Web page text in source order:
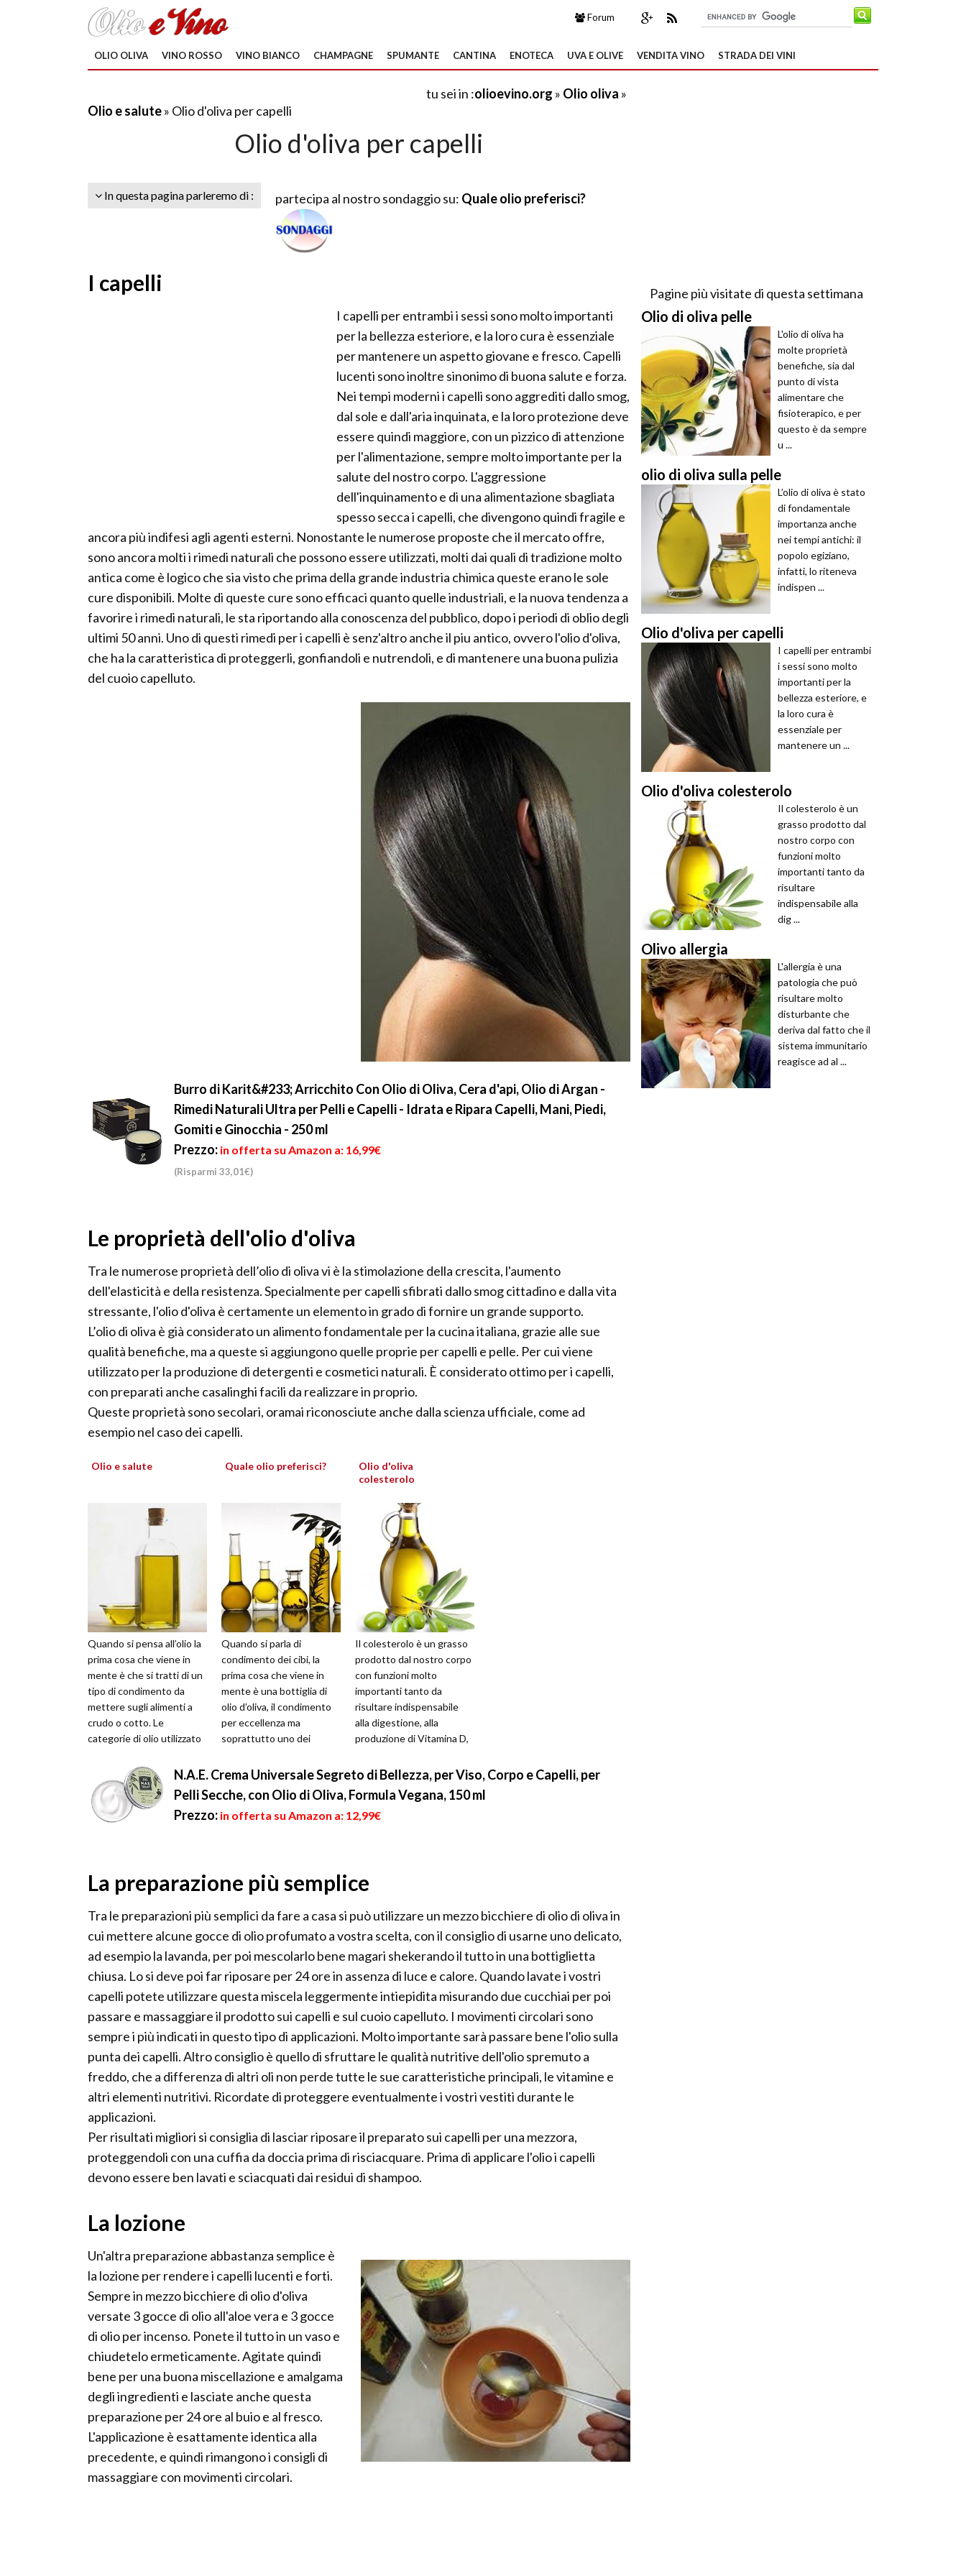
Forum
OLIO OLIVA VINO ROSSO VINO BIANCO CHAMPAGNE SPUMANTE CANTINA ENOTECA UVA E OLIVE VENDITA VINO STRADA DEI VINI
tu sei in :olioevino.org » Olio oliva »
Olio e salute» Olio d'oliva per capelli
Olio d'oliva per capelli
In questa pagina parleremo di : partecipa al nostro sondaggio su: Quale olio preferisci?
I capelli
I capelli per entrambi i sessi sono molto importanti
per la bellezza esteriore, e la loro cura è essenziale
per mantenere un aspetto giovane e fresco. Capelli
lucenti sono inoltre sinonimo di buona salute e forza.
Nei tempi moderni i capelli sono aggrediti dallo smog,
dal sole e dall'aria inquinata, e la loro protezione deve
essere quindi maggiore, con un pizzico di attenzione
per l'alimentazione, sempre molto importante per la
salute del nostro corpo. L'aggressione
dell'inquinamento e di una alimentazione sbagliata
spesso secca i capelli, che divengono quindi fragile e
ancora più indifesi agli agenti esterni. Nonostante le numerose proposte che il mercato offre,
sono ancora molti i rimedi naturali che possono essere utilizzati, molti dai quali di tradizione molto
antica come è logico che sia visto che prima della grande industria chimica queste erano le sole
cure disponibili. Molte di queste cure sono efficaci quanto quelle industriali, e la nuova tendenza a
favorire i rimedi naturali, le sta riportando alla conoscenza del pubblico, dopo i periodi di oblio degli
ultimi 50 anni. Uno di questi rimedi per i capelli è senz'altro anche il piu antico, ovvero l'olio d'oliva,
che ha la caratteristica di proteggerli, gonfiandoli e nutrendoli, e di mantenere una buona pulizia
del cuoio capelluto.
Burro di Karit&#233; Arricchito Con Olio di Oliva, Cera d'api, Olio di Argan -
Rimedi Naturali Ultra per Pelli e Capelli - Idrata e Ripara Capelli, Mani, Piedi,
Gomiti e Ginocchia - 250 ml
Prezzo: in offerta su Amazon a: 16,99€
(Risparmi 33,01€)
Le proprietà dell'olio d'oliva
Tra le numerose proprietà dell’olio di oliva vi è la stimolazione della crescita, l'aumento
dell'elasticità e della resistenza. Specialmente per capelli sfibrati dallo smog cittadino e dalla vita
stressante, l'olio d'oliva è certamente un elemento in grado di fornire un grande supporto.
L’olio di oliva è già considerato un alimento fondamentale per la cucina italiana, grazie alle sue
qualità benefiche, ma a queste si aggiungono quelle proprie per capelli e pelle. Per cui viene
utilizzato per la produzione di detergenti e cosmetici naturali. È considerato ottimo per i capelli,
con preparati anche casalinghi facili da realizzare in proprio.
Queste proprietà sono secolari, oramai riconosciute anche dalla scienza ufficiale, come ad
esempio nel caso dei capelli.
Olio e salute
Quando si pensa all’olio la
prima cosa che viene in
mente è che si tratti di un
tipo di condimento da
mettere sugli alimenti a
crudo o cotto. Le
categorie di olio utilizzato
Quale olio preferisci?
Quando si parla di
condimento dei cibi, la
prima cosa che viene in
mente è una bottiglia di
olio d’oliva, il condimento
per eccellenza ma
soprattutto uno dei
diffusi ed evo...
Olio d'oliva
colesterolo
Il colesterolo è un grasso
prodotto dal nostro corpo
con funzioni molto
importanti tanto da
risultare indispensabile
alla digestione, alla
produzione di Vitamina D,
cellula...
N.A.E. Crema Universale Segreto di Bellezza, per Viso, Corpo e Capelli, per
Pelli Secche, con Olio di Oliva, Formula Vegana, 150 ml
Prezzo: in offerta su Amazon a: 12,99€
La preparazione più semplice
Tra le preparazioni più semplici da fare a casa si può utilizzare un mezzo bicchiere di olio di oliva in
cui mettere alcune gocce di olio profumato a vostra scelta, con il consiglio di usarne uno delicato,
ad esempio la lavanda, per poi mescolarlo bene magari shekerando il tutto in una bottiglietta
chiusa. Lo si deve poi far riposare per 24 ore in assenza di luce e calore. Quando lavate i vostri
capelli potete utilizzare questa miscela leggermente intiepidita misurando due cucchiai per poi
passare e massaggiare il prodotto sui capelli e sul cuoio capelluto. I movimenti circolari sono
sempre i più indicati in questo tipo di applicazioni. Molto importante sarà passare bene l'olio sulla
punta dei capelli. Altro consiglio è quello di sfruttare le qualità nutritive dell'olio spremuto a
freddo, che a differenza di altri oli non perde tutte le sue caratteristiche principali, le vitamine e
altri elementi nutritivi. Ricordate di proteggere eventualmente i vostri vestiti durante le
applicazioni.
Per risultati migliori si consiglia di lasciar riposare il preparato sui capelli per una mezzora,
proteggendoli con una cuffia da doccia prima di risciacquare. Prima di applicare l'olio i capelli
devono essere ben lavati e sciacquati dai residui di shampoo.
La lozione
Un'altra preparazione abbastanza semplice è
la lozione per rendere i capelli lucenti e forti.
Sempre in mezzo bicchiere di olio d'oliva
versate 3 gocce di olio all'aloe vera e 3 gocce
di olio per incenso. Ponete il tutto in un vaso e
chiudetelo ermeticamente. Agitate quindi
bene per una buona miscellazione e amalgama
degli ingredienti e lasciate anche questa
preparazione per 24 ore al buio e al fresco.
L'applicazione è esattamente identica alla
precedente, e quindi rimangono i consigli di
massaggiare con movimenti circolari.
Pagine più visitate di questa settimana
Olio di oliva pelle
L'olio di oliva ha
molte proprietà
benefiche, sia dal
punto di vista
alimentare che
fisioterapico, e per
questo è da sempre
u ...
olio di oliva sulla pelle
L’olio di oliva è stato
di fondamentale
importanza anche
nei tempi antichi: il
popolo egiziano,
infatti, lo riteneva
indispen ...
Olio d'oliva per capelli
I capelli per entrambi
i sessi sono molto
importanti per la
bellezza esteriore, e
la loro cura è
essenziale per
mantenere un ...
Olio d'oliva colesterolo
Il colesterolo è un
grasso prodotto dal
nostro corpo con
funzioni molto
importanti tanto da
risultare
indispensabile alla
dig ...
Olivo allergia
L'allergia è una
patologia che può
risultare molto
disturbante che
deriva dal fatto che il
sistema immunitario
reagisce ad al ...